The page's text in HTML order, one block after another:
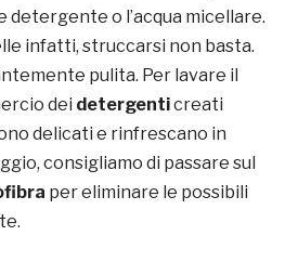
detergente o l’acqua micellare.
infatti, struccarsi non basta.
pulita. Per lavare il
dei detergenticreati
delicati e rinfrescano in
consigliamo di passare sul
per eliminare le possibili